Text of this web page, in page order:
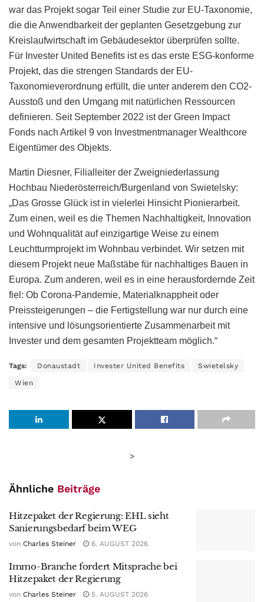
war das Projekt sogar Teil einer Studie zur EU-Taxonomie,
die die Anwendbarkeit der geplanten Gesetzgebung zur
Kreislaufwirtschaft im Gebäudesektor überprüfen sollte.
Für Invester United Benefits ist es das erste ESG-konforme
Projekt, das die strengen Standards der EU-
Taxonomieverordnung erfüllt, die unter anderem den CO2-
Ausstoß und den Umgang mit natürlichen Ressourcen
definieren. Seit September 2022 ist der Green Impact
Fonds nach Artikel 9 von Investmentmanager Wealthcore
Eigentümer des Objekts.
Martin Diesner, Filialleiter der Zweigniederlassung
Hochbau Niederösterreich/Burgenland von Swietelsky:
„Das Grosse Glück ist in vielerlei Hinsicht Pionierarbeit.
Zum einen, weil es die Themen Nachhaltigkeit, Innovation
und Wohnqualität auf einzigartige Weise zu einem
Leuchtturmprojekt im Wohnbau verbindet. Wir setzen mit
diesem Projekt neue Maßstäbe für nachhaltiges Bauen in
Europa. Zum anderen, weil es in eine herausfordernde Zeit
fiel: Ob Corona-Pandemie, Materialknappheit oder
Preissteigerungen – die Fertigstellung war nur durch eine
intensive und lösungsorientierte Zusammenarbeit mit
Invester und dem gesamten Projektteam möglich.“
Tags: Donaustadt Invester United Benefits Swietelsky
Wien
>
Ähnliche Beiträge
Hitzepaket der Regierung: EHL sieht
Sanierungsbedarf beim WEG
von Charles Steiner 6. AUGUST 2026
Immo-Branche fordert Mitsprache bei
Hitzepaket der Regierung
von Charles Steiner 5. AUGUST 2026